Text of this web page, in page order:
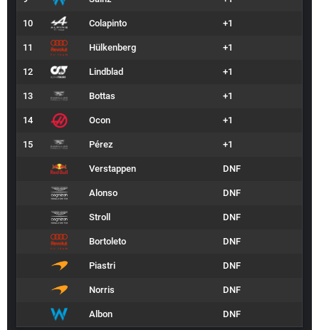
10 Colapinto +1
11 Hülkenberg +1
12 Lindblad +1
13 Bottas +1
14 Ocon +1
15 Pérez +1
Verstappen DNF
Alonso DNF
Stroll DNF
Bortoleto DNF
Piastri DNF
Norris DNF
Albon DNF